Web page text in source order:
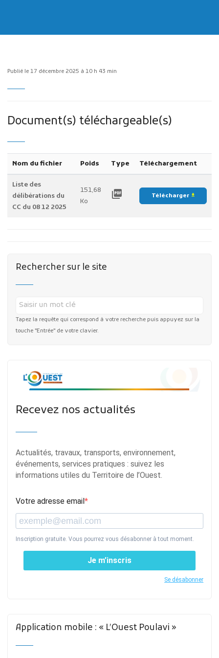
Plans d'accès
Publié le 17 décembre 2025 à 10 h 43 min
Document(s) téléchargeable(s)
Nom du fichier Poids Type Téléchargement
Liste des
délibérations du
CC du 08 12 2025
151,68
Ko
picture_as_pdf Télécharger file_download
Rechercher sur le site
Tapez la requête qui correspond à votre recherche puis appuyez sur la
touche "Entrée" de votre clavier.
Recevez nos actualités
Actualités, travaux, transports, environnement,
événements, services pratiques : suivez les
informations utiles du Territoire de l’Ouest.
Votre adresse email
Inscription gratuite. Vous pourrez vous désabonner à tout moment.
Je m’inscris
Se désabonner
Application mobile : « L’Ouest Poulavi »